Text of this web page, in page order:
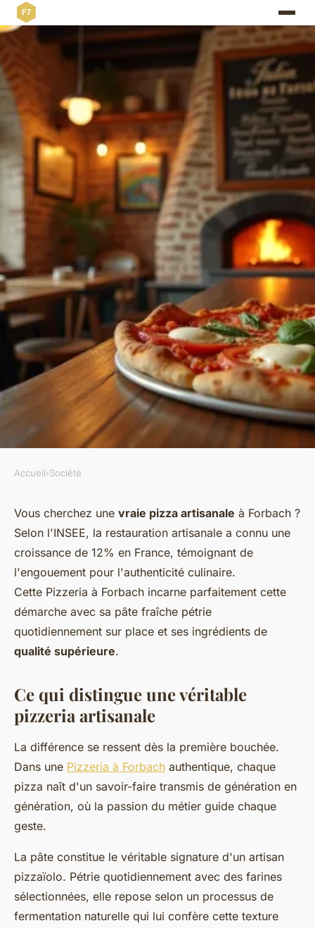
Découvrez la meilleure
pizzeria artisanale à Forbach !
Orion•06/06/2026 07:58•8 min de lecture
Accueil›Société
Vous cherchez une vraie pizza artisanale à Forbach ?
Selon l'INSEE, la restauration artisanale a connu une
croissance de 12% en France, témoignant de
l'engouement pour l'authenticité culinaire.
Cette Pizzeria à Forbach incarne parfaitement cette
démarche avec sa pâte fraîche pétrie
quotidiennement sur place et ses ingrédients de
qualité supérieure.
Ce qui distingue une véritable
pizzeria artisanale
La différence se ressent dès la première bouchée.
Dans une Pizzeria à Forbach authentique, chaque
pizza naît d'un savoir-faire transmis de génération en
génération, où la passion du métier guide chaque
geste.
La pâte constitue le véritable signature d'un artisan
pizzaïolo. Pétrie quotidiennement avec des farines
sélectionnées, elle repose selon un processus de
fermentation naturelle qui lui confère cette texture